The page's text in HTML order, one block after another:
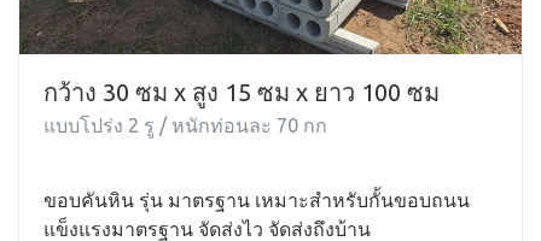
กว้าง 30 ซม x สูง 15 ซม x ยาว 100 ซม
แบบโปร่ง 2 รู / หนักท่อนละ 70 กก
ขอบคันหิน รุ่น มาตรฐาน เหมาะสำหรับกั้นขอบถนน
แข็งแรงมาตรฐาน จัดส่งไว จัดส่งถึงบ้าน